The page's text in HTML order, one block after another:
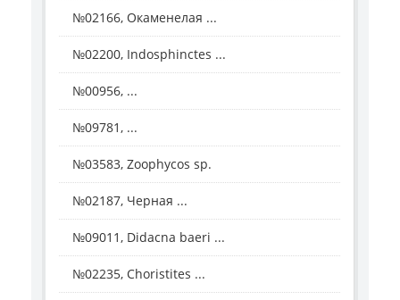
№02166, Окаменелая ...
№02200, Indosphinctes ...
№00956, ...
№09781, ...
№03583, Zoophycos sp.
№02187, Черная ...
№09011, Didacna baeri ...
№02235, Choristites ...